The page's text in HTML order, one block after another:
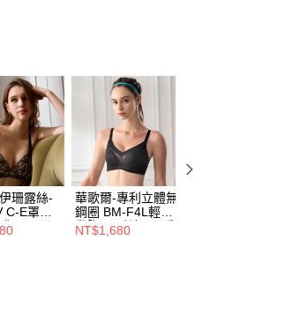
珊露絲-
E罩杯
黑)
華歌爾-專利立體無
鋼圈 BM-F4L輕運
動胸罩(酷涼黑) 呼
吸泡模杯-
NT$1,680